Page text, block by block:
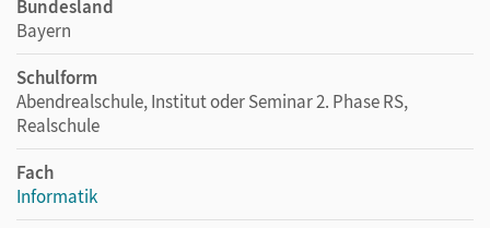
Bundesland
Bayern
Schulform
Abendrealschule, Institut oder Seminar 2. Phase RS,
Realschule
Fach
Informatik